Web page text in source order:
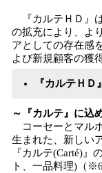
『カルテＨＤ』
の拡充により、よ
アとしての存在感
よび新規顧客の獲
『カルテＨ
～『カルテ』に込
コーセーとマル
生まれた、新しい
『カルテ(Carté)』
ト、一品料理)（